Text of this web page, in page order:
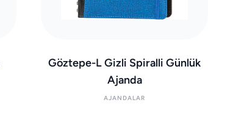
Göztepe-L Gizli Spiralli Günlük
Ajanda
AJANDALAR